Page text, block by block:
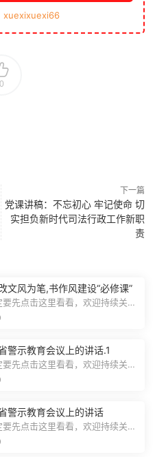
xuexixuexi66
0
下一篇
党课讲稿：不忘初心 牢记使命 切
实担负新时代司法行政工作新职
责
文风为笔,书作风建设“必修课”
先点击这里看看，欢迎持续关
推送预览结束，本文...
警示教育会议上的讲话.1
先点击这里看看，欢迎持续关
推送预览结束，本文...
警示教育会议上的讲话
先点击这里看看，欢迎持续关
推送预览结束，本文...